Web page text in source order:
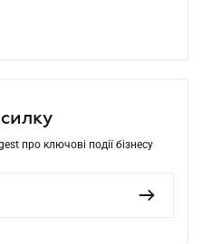
про ключові події бізнесу